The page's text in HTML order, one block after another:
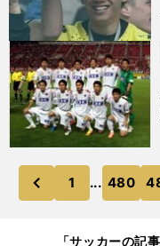
前
のページへ
1 ... 480
「サッカーの記